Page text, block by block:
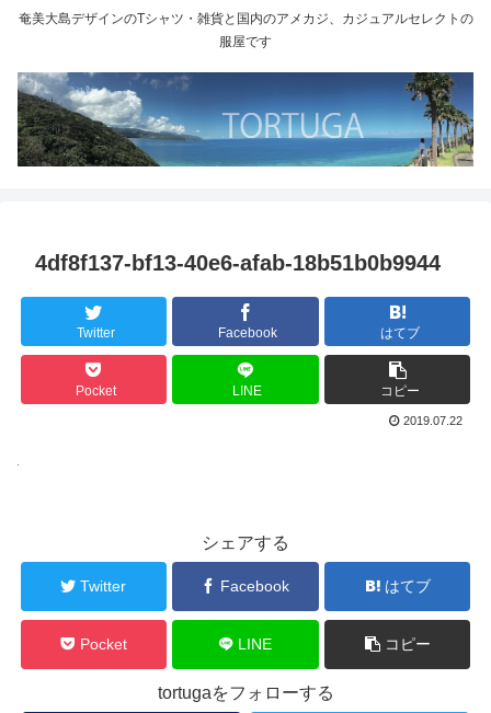
奄美大島デザインのTシャツ・雑貨と国内のアメカジ、カジュアルセレクトの
服屋です
4df8f137-bf13-40e6-afab-18b51b0b9944
Twitter Facebook はてブ
Pocket LINE コピー
2019.07.22
シェアする
Twitter Facebook はてブ
Pocket LINE コピー
tortugaをフォローする